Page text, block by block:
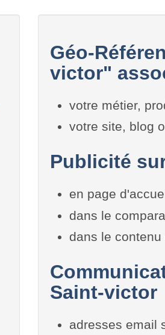
Géo-
victor"
votre métier,
votre site, blog
Publicité
en page
dans le
dans le
Saint-victor
adresses email